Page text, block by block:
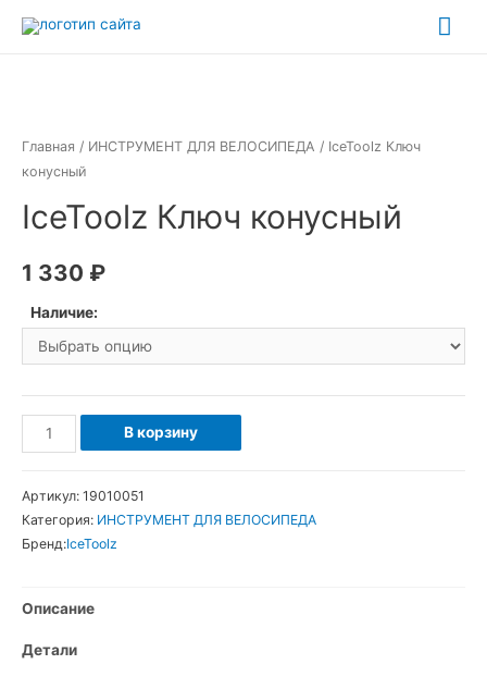
Главная / ИНСТРУМЕНТ ДЛЯ ВЕЛОСИПЕДА / IceToolz Ключ
конусный
IceToolz Ключ конусный
1 330 ₽
Наличие:
Количество
товара
Ключ
конусный
В корзину
Артикул: 19010051
Категория: ИНСТРУМЕНТ ДЛЯ ВЕЛОСИПЕДА
Бренд:IceToolz
Описание
Детали